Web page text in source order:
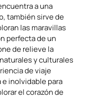
a una
también sirve de
las maravillas
perfecta de un
de relieve la
y culturales
de viaje
inolvidable para
el corazón de